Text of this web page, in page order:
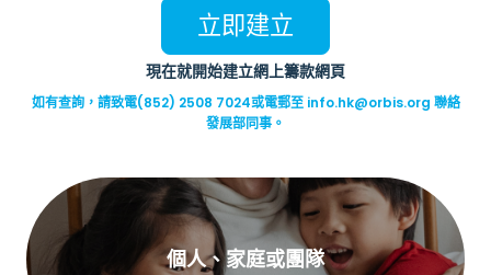
立即建立
現在就開始建立網上籌款網頁
如有查詢，請致電(852) 2508 7024或電郵至 info.hk@orbis.org 聯絡
發展部同事。
個人、家庭或團隊